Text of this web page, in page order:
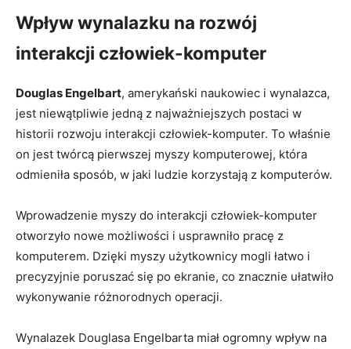
Wpływ wynalazku na rozwój
interakcji człowiek-komputer
Douglas ⁣Engelbart, amerykański naukowiec i wynalazca,‍
jest niewątpliwie ⁢jedną⁤ z⁤ najważniejszych postaci w
historii rozwoju interakcji człowiek-komputer. To ⁤właśnie
on jest twórcą pierwszej myszy komputerowej, która
⁢odmieniła sposób, w jaki ludzie korzystają z komputerów.
Wprowadzenie myszy do interakcji człowiek-komputer
‌otworzyło nowe możliwości i usprawniło pracę z
komputerem. ⁢Dzięki myszy użytkownicy mogli łatwo i⁢
precyzyjnie poruszać się po ekranie, co znacznie ułatwiło⁣
wykonywanie różnorodnych operacji.
Wynalazek Douglasa Engelbarta ‌miał ogromny ⁣wpływ na